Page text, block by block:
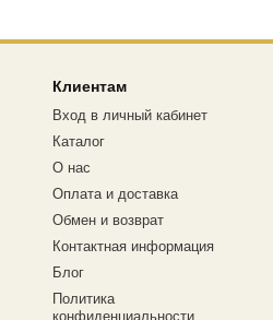
Клиентам
Вход в личный кабинет
Каталог
О нас
Оплата и доставка
Обмен и возврат
Контактная информация
Блог
Политика
конфиденциальности